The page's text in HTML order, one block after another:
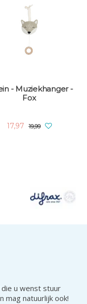
- Muziekhanger -
Fox
17,97 19,99
u wenst stuur
mag natuurlijk ook!